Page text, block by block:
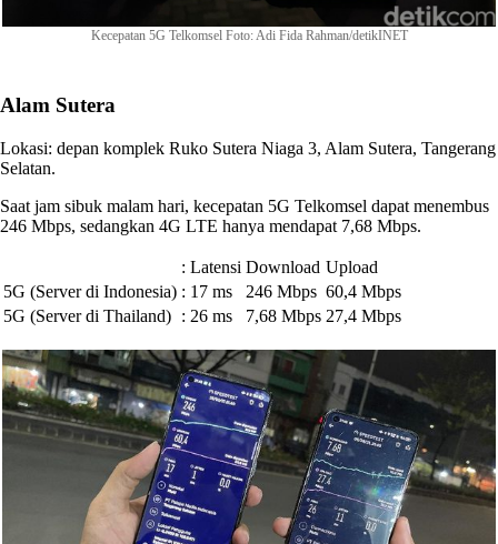
Kecepatan 5G Telkomsel Foto: Adi Fida Rahman/detikINET
Alam Sutera
Lokasi: depan komplek Ruko Sutera Niaga 3, Alam Sutera, Tangerang
Selatan.
Saat jam sibuk malam hari, kecepatan 5G Telkomsel dapat menembus
246 Mbps, sedangkan 4G LTE hanya mendapat 7,68 Mbps.
: Latensi Download Upload
5G (Server di Indonesia) : 17 ms 246 Mbps 60,4 Mbps
5G (Server di Thailand) : 26 ms 7,68 Mbps 27,4 Mbps